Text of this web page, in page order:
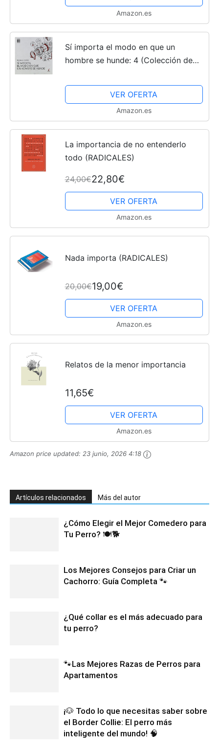
Amazon.es
Sí importa el modo en que un
hombre se hunde: 4 (Colección de
VER OFERTA
Amazon.es
La importancia de no entenderlo
todo (RADICALES)
24,00€22,80€
VER OFERTA
Amazon.es
Nada importa (RADICALES)
20,00€19,00€
VER OFERTA
Amazon.es
Relatos de la menor importancia
11,65€
VER OFERTA
Amazon.es
Amazon price updated: 23 junio, 2026 4:18
Artículos relacionados Más del autor
¿Cómo Elegir el Mejor Comedero para
Tu Perro? 🍽️🐕
Los Mejores Consejos para Criar un
Cachorro: Guía Completa 🐾
¿Qué collar es el más adecuado para
tu perro?
🐾Las Mejores Razas de Perros para
Apartamentos
¡🐶 Todo lo que necesitas saber sobre
el Border Collie: El perro más
inteligente del mundo! 🧠